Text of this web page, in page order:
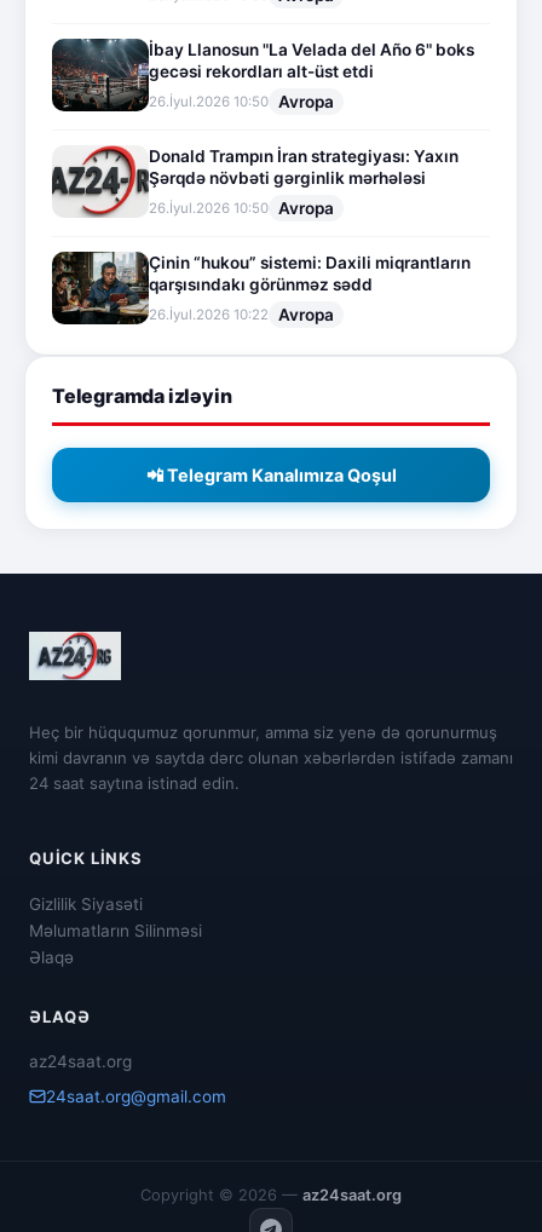
İbay Llanosun "La Velada del Año 6" boks
gecəsi rekordları alt-üst etdi
26.İyul.2026 10:50 Avropa
Donald Trampın İran strategiyası: Yaxın
Şərqdə növbəti gərginlik mərhələsi
26.İyul.2026 10:50 Avropa
Çinin “hukou” sistemi: Daxili miqrantların
qarşısındakı görünməz sədd
26.İyul.2026 10:22 Avropa
Telegramda izləyin
📲 Telegram Kanalımıza Qoşul
Heç bir hüququmuz qorunmur, amma siz yenə də qorunurmuş
kimi davranın və saytda dərc olunan xəbərlərdən istifadə zamanı
24 saat saytına istinad edin.
QUICK LINKS
Gizlilik Siyasəti
Məlumatların Silinməsi
Əlaqə
ƏLAQƏ
az24saat.org
24saat.org@gmail.com
Copyright © 2026 — az24saat.org